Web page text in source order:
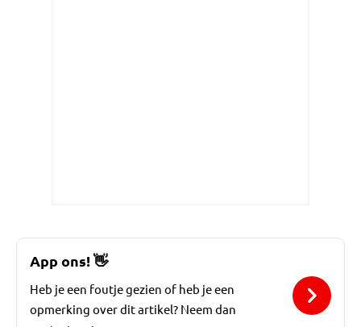
App ons!👋
Heb je een foutje gezien of heb je een
opmerking over dit artikel? Neem dan